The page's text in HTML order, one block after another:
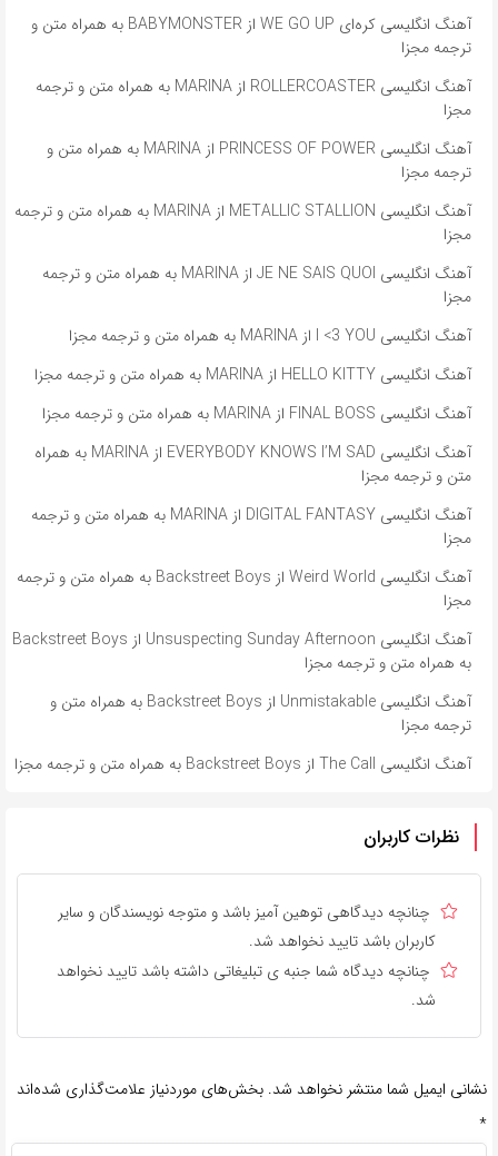
آهنگ انگلیسی کره‌ای WE GO UP از BABYMONSTER به همراه متن و
ترجمه مجزا
آهنگ انگلیسی ROLLERCOASTER از MARINA به همراه متن و ترجمه
مجزا
آهنگ انگلیسی PRINCESS OF POWER از MARINA به همراه متن و
ترجمه مجزا
آهنگ انگلیسی METALLIC STALLION از MARINA به همراه متن و ترجمه
مجزا
آهنگ انگلیسی JE NE SAIS QUOI از MARINA به همراه متن و ترجمه
مجزا
آهنگ انگلیسی I <3 YOU از MARINA به همراه متن و ترجمه مجزا
آهنگ انگلیسی HELLO KITTY از MARINA به همراه متن و ترجمه مجزا
آهنگ انگلیسی FINAL BOSS از MARINA به همراه متن و ترجمه مجزا
آهنگ انگلیسی EVERYBODY KNOWS I’M SAD از MARINA به همراه
متن و ترجمه مجزا
آهنگ انگلیسی DIGITAL FANTASY از MARINA به همراه متن و ترجمه
مجزا
آهنگ انگلیسی Weird World از Backstreet Boys به همراه متن و ترجمه
مجزا
آهنگ انگلیسی Unsuspecting Sunday Afternoon از Backstreet Boys
به همراه متن و ترجمه مجزا
آهنگ انگلیسی Unmistakable از Backstreet Boys به همراه متن و
ترجمه مجزا
آهنگ انگلیسی The Call از Backstreet Boys به همراه متن و ترجمه مجزا
نظرات کاربران
چنانچه دیدگاهی توهین آمیز باشد و متوجه نویسندگان و سایر
کاربران باشد تایید نخواهد شد.
چنانچه دیدگاه شما جنبه ی تبلیغاتی داشته باشد تایید نخواهد
شد.
نشانی ایمیل شما منتشر نخواهد شد. بخش‌های موردنیاز علامت‌گذاری شده‌اند
*